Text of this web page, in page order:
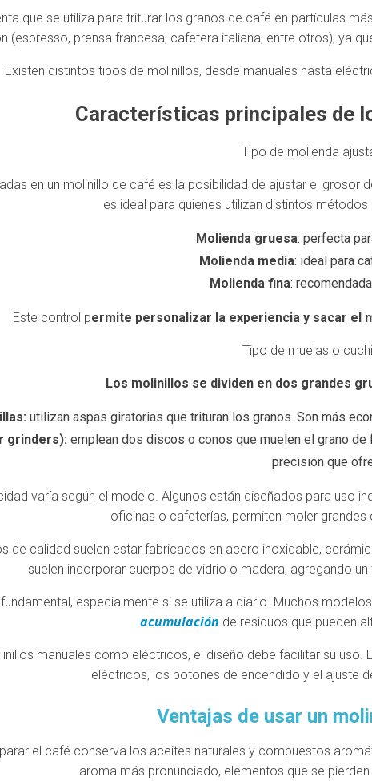
que se utiliza para triturar los granos de café en partículas
(espresso, prensa francesa, cafetera italiana, entre otros), ya
Existen distintos tipos de molinillos, desde manuales hasta
Características principales de
Tipo de molienda
en un molinillo de café es la posibilidad de ajustar el
es ideal para quienes utilizan distintos
Molienda gruesa: perfecta
Molienda media: ideal para
Molienda fina:
Este control permite personalizar la experiencia y sacar el
Tipo de muelas o
Los molinillos se dividen en dos grandes
utilizan aspas giratorias que trituran los granos. Son más
grinders): emplean dos discos o conos que muelen el grano
precisión que
varía según el modelo. Algunos están diseñados para uso
oficinas o cafeterías, permiten moler grandes
de calidad suelen estar fabricados en acero inoxidable,
suelen incorporar cuerpos de vidrio o madera, agregando
especialmente si se utiliza a diario. Muchos
acumulación de residuos que pueden
manuales como eléctricos, el diseño debe facilitar su uso.
eléctricos, los botones de encendido y el ajuste
Ventajas de usar un
el café conserva los aceites naturales y compuestos
aroma más pronunciado, elementos que se